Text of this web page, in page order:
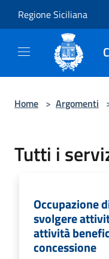
Regione Siciliana
Home > Argomenti
Tutti i
Occupazione
svolgere
attività
concessione